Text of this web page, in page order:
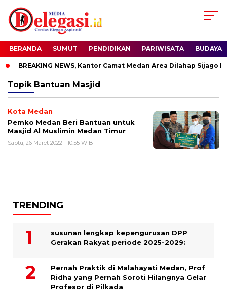
BERANDA SUMUT PENDIDIKAN PARIWISATA BUDAYA
BREAKING NEWS, Kantor Camat Medan Area Dilahap Sijago
Topik Bantuan Masjid
Kota Medan
Pemko Medan Beri Bantuan untuk
Masjid Al Muslimin Medan Timur
Sabtu, 26 Maret 2022 - 10:55 WIB
TRENDING
susunan lengkap kepengurusan DPP
Gerakan Rakyat periode 2025-2029:
Pernah Praktik di Malahayati Medan, Prof
Ridha yang Pernah Soroti Hilangnya Gelar
Profesor di Pilkada